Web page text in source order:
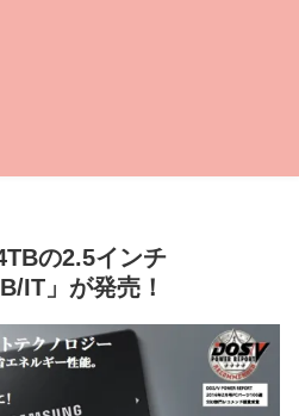
の2.5インチ
IT」が発売！